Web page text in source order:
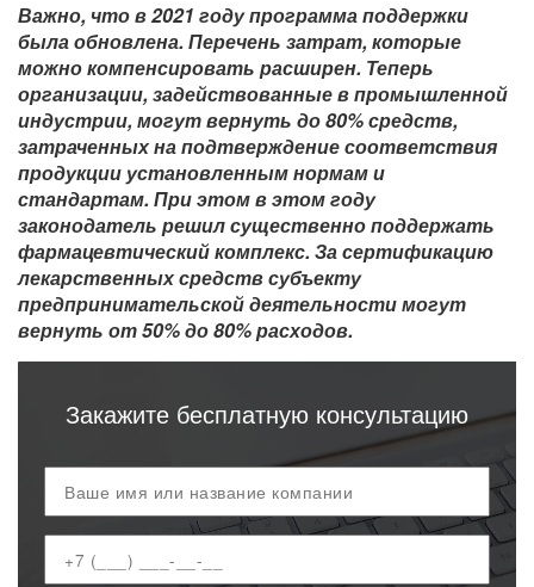
Важно, что в 2021 году программа поддержки
была обновлена. Перечень затрат, которые
можно компенсировать расширен. Теперь
организации, задействованные в промышленной
индустрии, могут вернуть до 80% средств,
затраченных на подтверждение соответствия
продукции установленным нормам и
стандартам. При этом в этом году
законодатель решил существенно поддержать
фармацевтический комплекс. За сертификацию
лекарственных средств субъекту
предпринимательской деятельности могут
вернуть от 50% до 80% расходов.
Закажите бесплатную консультацию
телефон